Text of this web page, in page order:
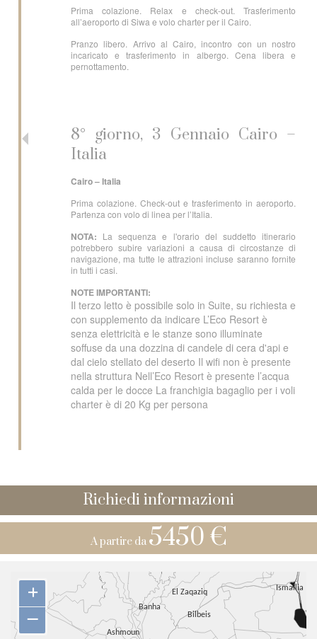
Prima colazione. Relax e check-out. Trasferimento
all’aeroporto di Siwa e volo charter per il Cairo.
Pranzo libero. Arrivo al Cairo, incontro con un nostro
incaricato e trasferimento in albergo. Cena libera e
pernottamento.
8° giorno, 3 Gennaio Cairo –
Italia
Cairo – Italia
Prima colazione. Check-out e trasferimento in aeroporto.
Partenza con volo di linea per l’Italia.
NOTA: La sequenza e l'orario del suddetto itinerario
potrebbero subire variazioni a causa di circostanze di
navigazione, ma tutte le attrazioni incluse saranno fornite
in tutti i casi.
NOTE IMPORTANTI:
Il terzo letto è possibile solo in Suite, su richiesta e
con supplemento da indicare L’Eco Resort è
senza elettricità e le stanze sono illuminate
soffuse da una dozzina di candele di cera d'api e
dal cielo stellato del deserto Il wifi non è presente
nella struttura Nell’Eco Resort è presente l’acqua
calda per le docce La franchigia bagaglio per i voli
charter è di 20 Kg per persona
Richiedi informazioni
A partire da 5450 €
+
–